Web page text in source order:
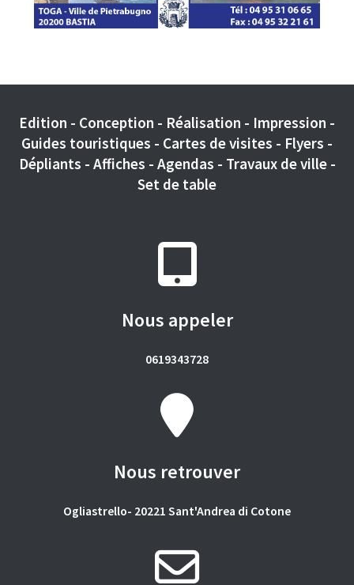
Edition - Conception - Réalisation - Impression -
Guides touristiques - Cartes de visites - Flyers -
Dépliants - Affiches - Agendas - Travaux de ville -
Set de table
Nous appeler
0619343728
Nous retrouver
Ogliastrello- 20221 Sant'Andrea di Cotone